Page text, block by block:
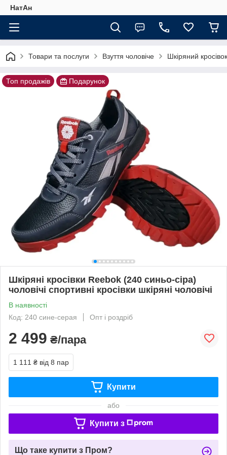
НатАн
Товари та послуги Взуття чоловіче Шкіряний
Топ продажів Подарунок
Шкіряні кросівки Reebok (240 синьо-сіра)
чоловічі спортивні кросівки шкіряні чоловічі
В наявності
Код: 240 сине-серая
Опт і роздріб
2 499 ₴/пара
1 111 ₴ від 8 пар
Купити
або
Купити з
Що таке купити з Пром?